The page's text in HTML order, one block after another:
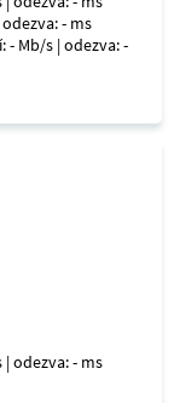
- ms
- Mb/s | odezva: -
odezva: - ms